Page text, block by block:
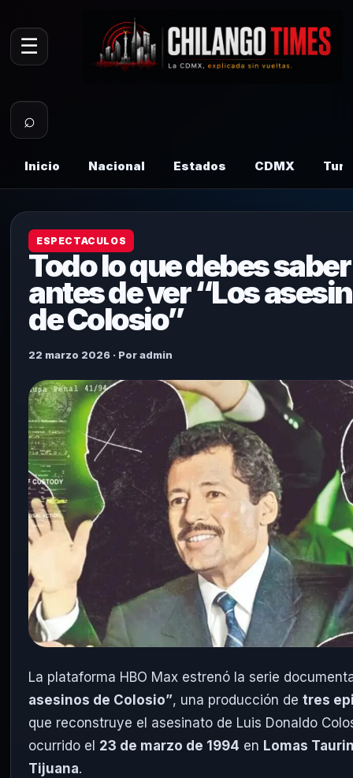
☰
⌕
Inicio Nacional Estados CDMX
ESPECTACULOS
Todo lo que debes saber
antes de ver “Los
de Colosio”
22 marzo 2026 · Por admin
La plataforma HBO Max estrenó la serie
asesinos de Colosio”, una producción de tres
que reconstruye el asesinato de Luis Donaldo
ocurrido el 23 de marzo de 1994 en Lomas
Tijuana.